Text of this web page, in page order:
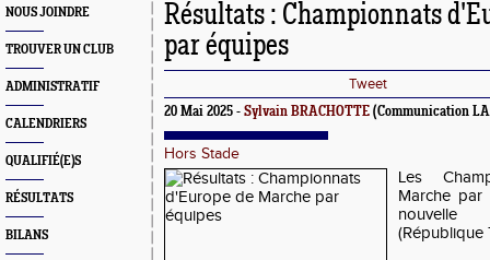
NOUS JOINDRE
TROUVER UN CLUB
ADMINISTRATIF
CALENDRIERS
QUALIFIÉ(E)S
RÉSULTATS
BILANS
Résultats : Championnats
par équipes
Tweet
20 Mai 2025 - Sylvain BRACHOTTE (Communication
Hors Stade
Les
Marche par
(République